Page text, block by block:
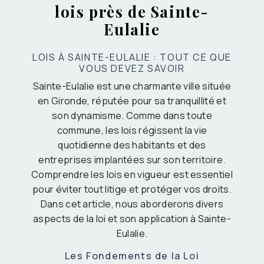
lois près de Sainte-
Eulalie
LOIS À SAINTE-EULALIE : TOUT CE QUE
VOUS DEVEZ SAVOIR
Sainte-Eulalie est une charmante ville située
en Gironde, réputée pour sa tranquillité et
son dynamisme. Comme dans toute
commune, les lois régissent la vie
quotidienne des habitants et des
entreprises implantées sur son territoire.
Comprendre les lois en vigueur est essentiel
pour éviter tout litige et protéger vos droits.
Dans cet article, nous aborderons divers
aspects de la loi et son application à Sainte-
Eulalie.
Les Fondements de la Loi